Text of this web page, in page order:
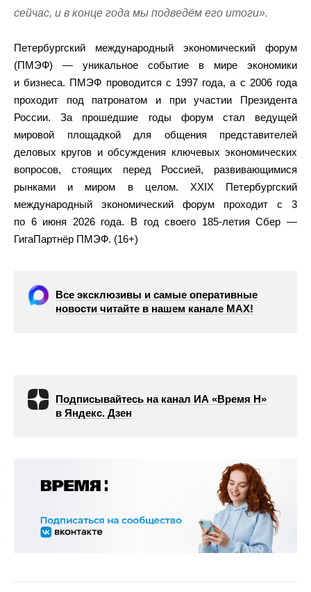
сейчас, и в конце года мы подведём его итоги».
Петербургский международный экономический форум
(ПМЭФ) — уникальное событие в мире экономики
и бизнеса. ПМЭФ проводится с 1997 года, а с 2006 года
проходит под патронатом и при участии Президента
России. За прошедшие годы форум стал ведущей
мировой площадкой для общения представителей
деловых кругов и обсуждения ключевых экономических
вопросов, стоящих перед Россией, развивающимися
рынками и миром в целом. XXIX Петербургский
международный экономический форум проходит с 3
по 6 июня 2026 года. В год своего 185-летия Сбер —
ГигаПартнёр ПМЭФ. (16+)
Все эксклюзивы и самые оперативные
новости читайте в нашем канале МАХ!
Подписывайтесь на канал ИА «Время Н»
в Яндекс. Дзен